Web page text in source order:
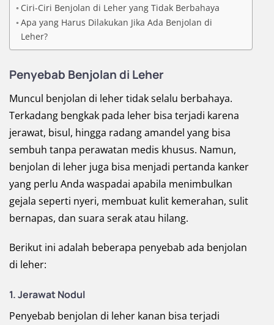
Ciri-Ciri Benjolan di Leher yang Tidak Berbahaya
Apa yang Harus Dilakukan Jika Ada Benjolan di
Leher?
Penyebab Benjolan di Leher
Muncul benjolan di leher tidak selalu berbahaya.
Terkadang bengkak pada leher bisa terjadi karena
jerawat, bisul, hingga radang amandel yang bisa
sembuh tanpa perawatan medis khusus. Namun,
benjolan di leher juga bisa menjadi pertanda kanker
yang perlu Anda waspadai apabila menimbulkan
gejala seperti nyeri, membuat kulit kemerahan, sulit
bernapas, dan suara serak atau hilang.
Berikut ini adalah beberapa penyebab ada benjolan
di leher:
1. Jerawat Nodul
Penyebab benjolan di leher kanan bisa terjadi